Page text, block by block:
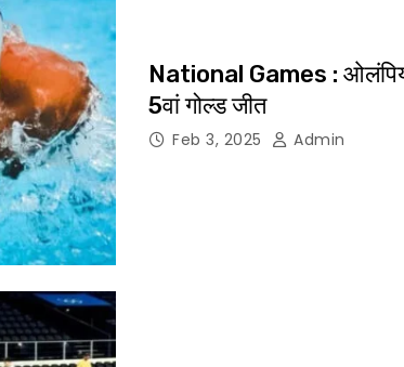
National Games :
5वां गोल्ड जीत
Feb 3, 2025 Admin